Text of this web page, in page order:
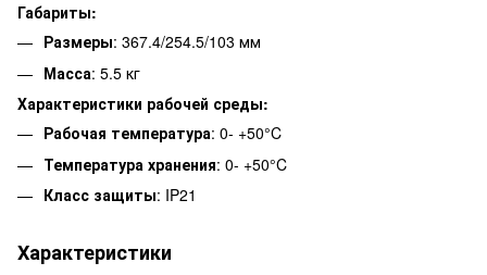
Габариты:
Размеры: 367.4/254.5/103 мм
Масса: 5.5 кг
Характеристики рабочей среды:
Рабочая температура: 0- +50°C
Температура хранения: 0- +50°C
Класс защиты: IP21
Характеристики